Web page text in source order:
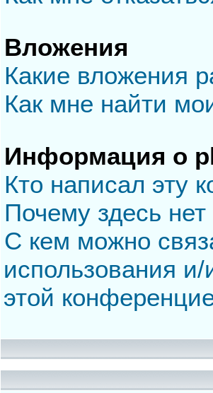
Вложения
Какие вложения
Как мне найти
Информация о
Кто написал эту
Почему здесь
С кем можно
использования
этой